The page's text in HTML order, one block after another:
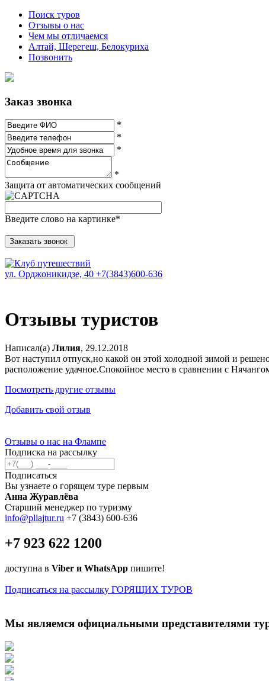
Поиск туров
Отзывы о нас
Чем мы отличаемся
Алтай, Шерегеш, Белокуриха
Позвонить
Заказ звонка
*
*
*
*
Защита от автоматических сообщений
Введите слово на картинке*
ул. Орджоникидзе, 40 +7(3843)600-636
Отзывы туристов
Написал(а) Лилия, 29.12.2018
Вот наступил отпуск,но какой он этой холодной зимой и
расположение удачное.Спокойное место в сравнении с
Посмотреть другие отзывы
Добавить свой отзыв
Отзывы о нас на Флампе
Подписка на рассылку
Подписаться
Вы узнаете о горящем туре первым
Анна Журавлёва
Старший менеджер по туризму
info@pliajtur.ru +7 (3843) 600-636
+7 923 622 1200
доступна в Viber и WhatsApp пишите!
Подписаться на рассылку ГОРЯЩИХ ТУРОВ
Мы являемся официальными представителями